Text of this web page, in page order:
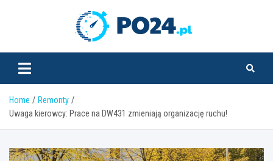
Home
Remonty
Uwaga kierowcy: Prace na DW431 zmieniają organizację ruchu!